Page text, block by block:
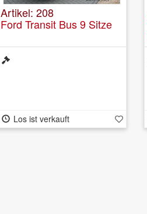
Artikel: 208
Ford Transit Bus 9 Sitze
Los ist verkauft